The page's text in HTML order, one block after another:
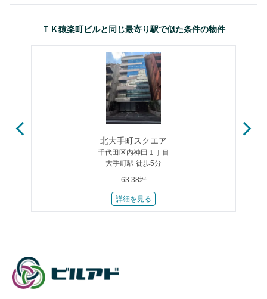
ＴＫ猿楽町ビルと同じ最寄り駅で似た条件の物件
北大手町スクエア
千代田区内神田１丁目
大手町駅 徒歩5分
63.38坪
詳細を見る